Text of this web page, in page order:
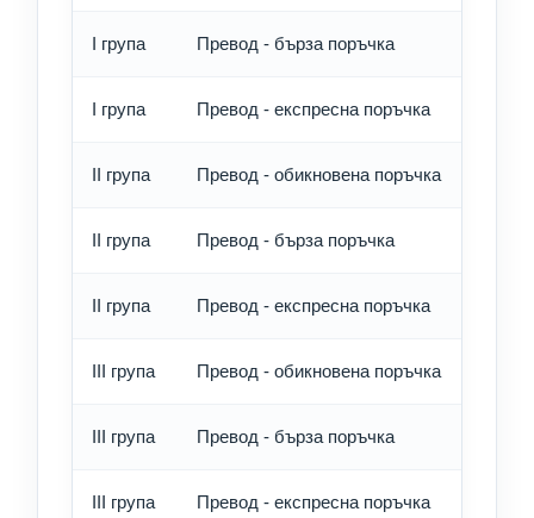
I група Превод - бърза поръчка
I група Превод - експресна поръчка
II група Превод - обикновена поръчка
II група Превод - бърза поръчка
II група Превод - експресна поръчка
III група Превод - обикновена поръчка
III група Превод - бърза поръчка
III група Превод - експресна поръчка